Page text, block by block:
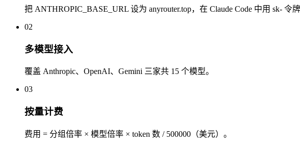
把 ANTHROPIC_BASE_URL 设为 anyrouter.top，在 Claude Code 中用 sk- 令牌
02
多模型接入
覆盖 Anthropic、OpenAI、Gemini 三家共 15 个模型。
03
按量计费
费用 = 分组倍率 × 模型倍率 × token 数 / 500000（美元）。